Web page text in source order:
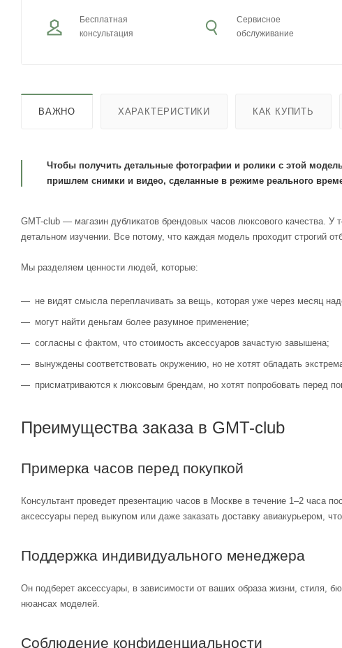
Бесплатная
консультация
Сервисное
обслуживание
ВАЖНО ХАРАКТЕРИСТИКИ КАК КУПИТЬ
Чтобы получить детальные фотографии и ролики с этой
пришлем снимки и видео, сделанные в режиме реального
GMT-club — магазин дубликатов брендовых часов люксового качества.
детальном изучении. Все потому, что каждая модель проходит строгий
Мы разделяем ценности людей, которые:
не видят смысла переплачивать за вещь, которая уже через месяц
могут найти деньгам более разумное применение;
согласны с фактом, что стоимость аксессуаров зачастую завышена;
вынуждены соответствовать окружению, но не хотят обладать
присматриваются к люксовым брендам, но хотят попробовать перед
Преимущества заказа в GMT-club
Примерка часов перед покупкой
Консультант проведет презентацию часов в Москве в течение 1–2 часа
аксессуары перед выкупом или даже заказать доставку авиакурьером,
Поддержка индивидуального менеджера
Он подберет аксессуары, в зависимости от ваших образа жизни, стиля,
нюансах моделей.
Соблюдение конфиденциальности